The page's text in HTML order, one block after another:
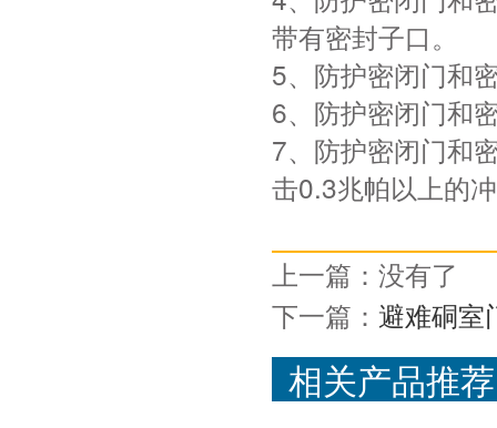
带有密封子口。
5、防护密闭门和
6、防护密闭门和
7、防护密闭门和
击0.3兆帕以上的
上一篇：没有了
下一篇： 避难硐室
相关产品推荐